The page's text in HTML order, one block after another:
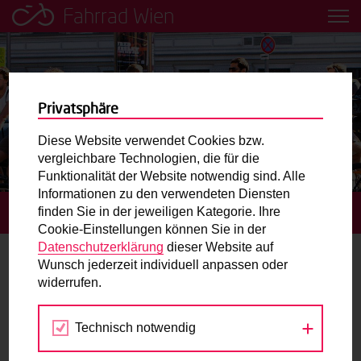
Fahrrad Wien
Leih dir einfach ein Transportfahrrad in deiner Nähe aus!
Mobilitätsbildung für Kinder und
Jugendliche
Radweg-Projektkarte
Routenplaner
Mit dem Fahrrad in Wien unterwegs? Hier finden Sie die
beste Route.
Wunschbox
Sie haben ein Anliegen zum Radverkehr? Schreiben Sie
STARTSEITE BLOG „MOTOR BIN ICH SELBST“
„Motor bin ich selbst“
06.06.2013
Blog
Privatsphäre
Diese Website verwendet Cookies bzw.
vergleichbare Technologien, die für die
Funktionalität der Website notwendig sind. Alle
Informationen zu den verwendeten Diensten
finden Sie in der jeweiligen Kategorie. Ihre
Cookie-Einstellungen können Sie in der
Datenschutzerklärung dieser Website auf
Wunsch jederzeit individuell anpassen oder
widerrufen.
Technisch notwendig